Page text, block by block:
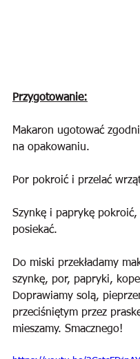
Przygotowanie:
Makaron ugotować
na opakowaniu.
Por pokroić i przelać
Szynkę i paprykę pokroić,
posiekać.
Do miski przekładamy
szynkę, por, papryki,
Doprawiamy solą,
przeciśniętym przez
mieszamy. Smacznego!